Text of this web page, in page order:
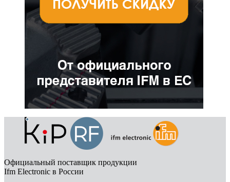
Официальный поставщик продукции
Ifm Electronic в России